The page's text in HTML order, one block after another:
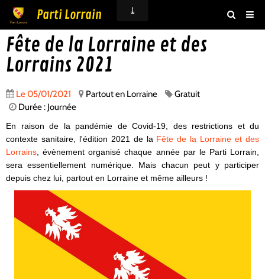
Parti Lorrain
Accueil
Actualités
Agenda
Boutique
Vidéos
Livre d'or
Adhésion
Fête de la Lorraine et des
Lorrains 2021
Le 05/01/2021 Partout en Lorraine
Gratuit
Durée : Journée
En raison de la pandémie de Covid-19, des restrictions et du
contexte sanitaire, l'édition 2021 de la Fête de la Lorraine et des
Lorrains , évènement organisé chaque année par le Parti Lorrain,
sera essentiellement numérique. Mais chacun peut y participer
depuis chez lui, partout en Lorraine et même ailleurs !